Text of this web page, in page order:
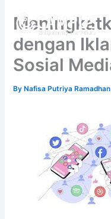
contentdengan
Sosial
ByNafisa Putriya